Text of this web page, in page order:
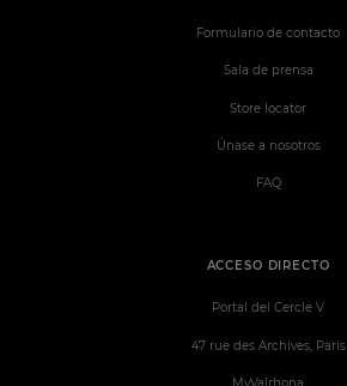
ACCESO DIRECTO
Portal del Cercle V
47 rue des Archives, Paris
Formulario de contacto
Sala de prensa
Store locator
Únase a nosotros
FAQ